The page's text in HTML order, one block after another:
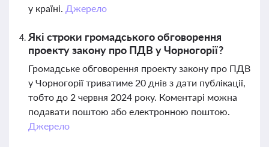
у країні. Джерело
Які строки громадського обговорення
проекту закону про ПДВ у Чорногорії?
Громадське обговорення проекту закону про ПДВ
у Чорногорії триватиме 20 днів з дати публікації,
тобто до 2 червня 2024 року. Коментарі можна
подавати поштою або електронною поштою.
Джерело